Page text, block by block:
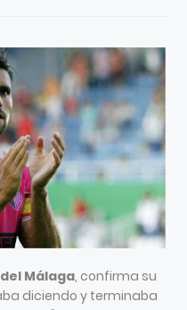
Málaga, confirma su
diciendo y terminaba